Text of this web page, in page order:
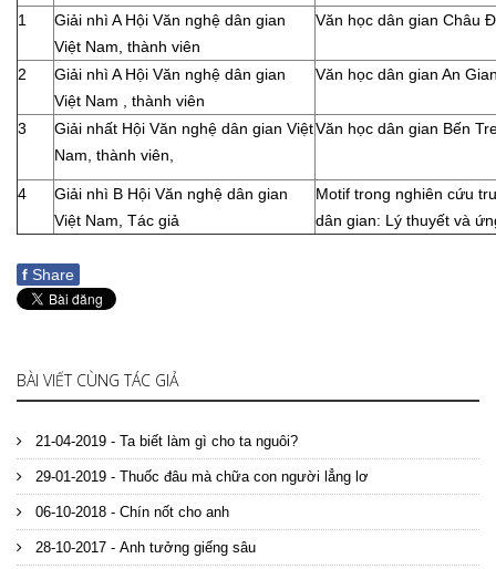
1
Giải nhì A Hội Văn nghệ dân gian
Việt Nam, thành viên
Văn học dân gian Châu
2
Giải nhì A Hội Văn nghệ dân gian
Việt Nam , thành viên
Văn học dân gian An
3
Giải nhất Hội Văn nghệ dân gian Việt
Nam, thành viên,
Văn học dân gian Bến
4
Giải nhì B Hội Văn nghệ dân gian
Việt Nam, Tác giả
Motif trong nghiên cứu
dân gian: Lý thuyết và
f Share
BÀI VIẾT CÙNG TÁC GIẢ
21-04-2019 - Ta biết làm gì cho ta nguôi?
29-01-2019 - Thuốc đâu mà chữa con người lẳng lơ
06-10-2018 - Chín nốt cho anh
28-10-2017 - Anh tưởng giếng sâu